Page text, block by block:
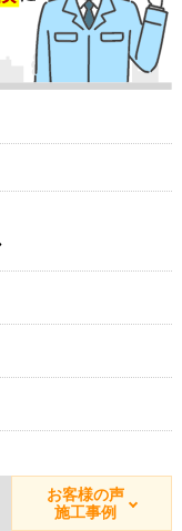
お客様の声
施工事例